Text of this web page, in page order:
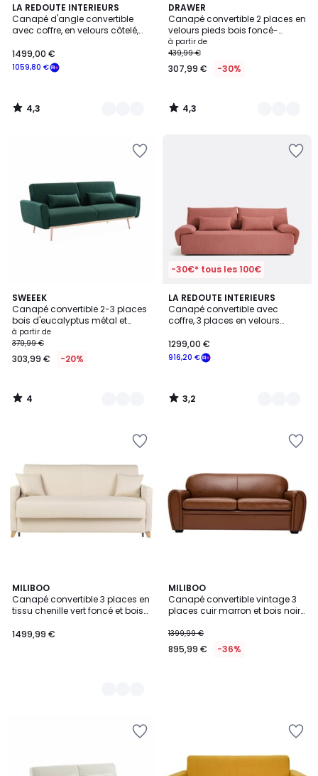
LA REDOUTE INTERIEURS
Canapé d'angle convertible
avec coffre, en velours côtelé,
1059,80 €
1499,00 €
4,3
/ 5
7
Couleurs
4,3
/
DRAWER
Canapé convertible 2 places en
velours pieds bois foncé-
BELUSHI
à partir de
439,99 €
307,99 € -30%
4,3
/ 5
4
Couleurs
4,3
/
SWEEEK
Canapé convertible 2-3 places
bois d'eucalyptus métal et
velours OSKAR
à partir de
379,99 €
303,99 € -20%
4
/
5
2
Couleurs
4
/
-30€* tous les 100€
LA REDOUTE INTERIEURS
Canapé convertible avec
coffre, 3 places en velours
916,20 €
1299,00 €
3,2
/ 5
7
Couleurs
3,2
/
MILIBOO
Canapé convertible 3 places en
tissu chenille vert foncé et bois
SKANDY
1499,99 €
3
Couleurs
MILIBOO
Canapé convertible vintage 3
places cuir marron et bois noir
1399,99 €
895,99 € -36%